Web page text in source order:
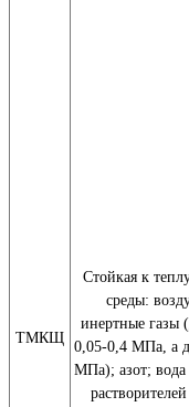
ТМКЩ
Стойкая к
среды:
инертные газы
0,05-0,4 МПа, а
МПа); азот; вода